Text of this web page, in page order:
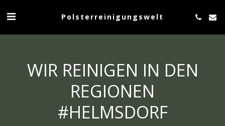
Polsterreinigungswelt
WIR REINIGEN IN DEN
REGIONEN
#HELMSDORF